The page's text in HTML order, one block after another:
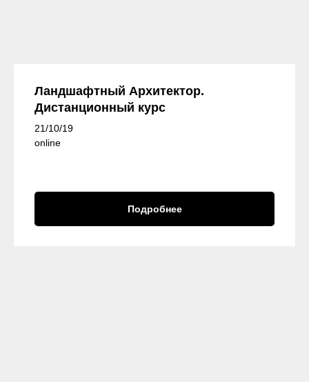
Ландшафтный Архитектор.
Дистанционный курс
21/10/19
online
Подробнее